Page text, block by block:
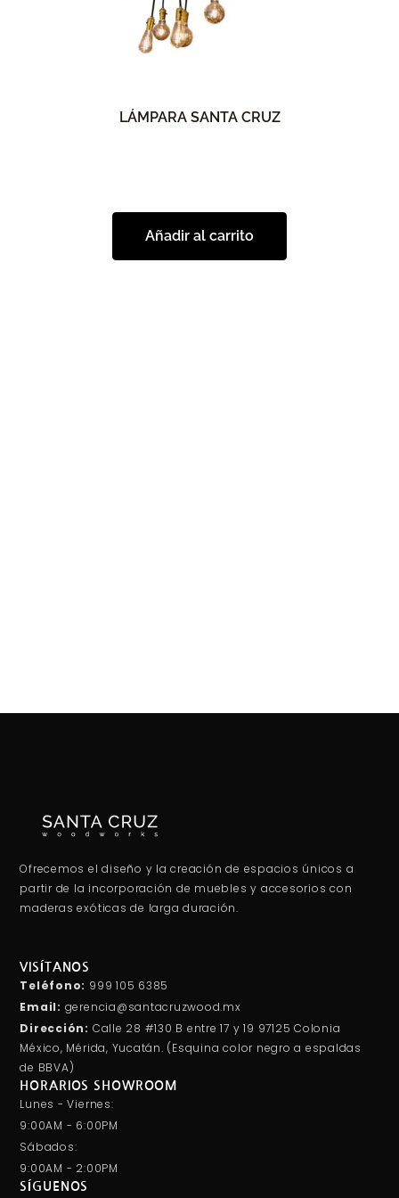
LÁMPARA SANTA CRUZ
Añadir al carrito
Ofrecemos el diseño y la creación de espacios únicos a
partir de la incorporación de muebles y accesorios con
maderas exóticas de larga duración.
VISÍTANOS
Teléfono: 999 105 6385
Email: gerencia@santacruzwood.mx
Dirección: Calle 28 #130 B entre 17 y 19 97125 Colonia
México, Mérida, Yucatán. (Esquina color negro a espaldas
de BBVA)
HORARIOS SHOWROOM
Lunes - Viernes:
9:00AM - 6:00PM
Sábados:
9:00AM - 2:00PM
SÍGUENOS